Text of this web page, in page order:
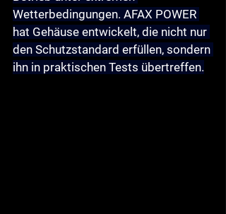
Wetterbedingungen. AFAX POWER
hat Gehäuse entwickelt, die nicht nur
den Schutzstandard erfüllen, sondern
ihn in praktischen Tests übertreffen.